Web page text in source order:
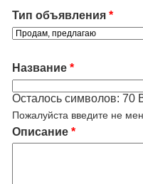
Тип объявления *
Название *
Осталось символов: 70
Пожалуйста введите не
Описание *